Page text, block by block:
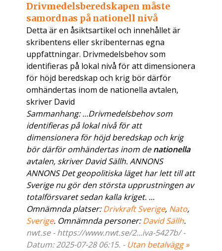
Drivmedelsberedskapen måste
samordnas på nationell nivå
Detta är en åsiktsartikel och innehållet är
skribentens eller skribenternas egna
uppfattningar. Drivmedelsbehov som
identifieras på lokal nivå för att dimensionera
för höjd beredskap och krig bör därför
omhändertas inom de nationella avtalen,
skriver David
Sammanhang: ...Drivmedelsbehov som
identifieras på lokal nivå för att
dimensionera för höjd beredskap och krig
bör därför omhändertas inom denationella
avtalen, skriver David Sällh. ANNONS
ANNONS Det geopolitiska läget har lett till att
Sverige nu gör den största upprustningen av
totalförsvaret sedan kalla kriget. ...
Omnämnda platser:Drivkraft Sverige, Nato,
Sverige. Omnämnda personer:David Sällh.
nwt.se - https://www.nwt.se/2...iva-5427b/ -
Datum: 2025-07-28 06:15. - Utan betalvägg »